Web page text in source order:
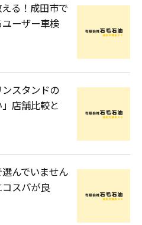
る！成田市で
ユーザー車検
スタンドの
店舗比較と
んでいません
スパが良